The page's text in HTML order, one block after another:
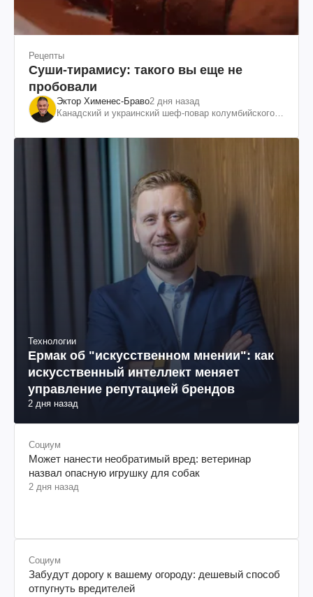
Рецепты
Суши-тирамису: такого вы еще не
пробовали
Эктор Хименес-Браво2 дня назад
Канадский и украинский шеф-повар колумбийского
Технологии
Ермак об "искусственном мнении": как
искусственный интеллект меняет
управление репутацией брендов
2 дня назад
Социум
Может нанести необратимый вред: ветеринар
назвал опасную игрушку для собак
2 дня назад
Социум
Забудут дорогу к вашему огороду: дешевый способ
отпугнуть вредителей